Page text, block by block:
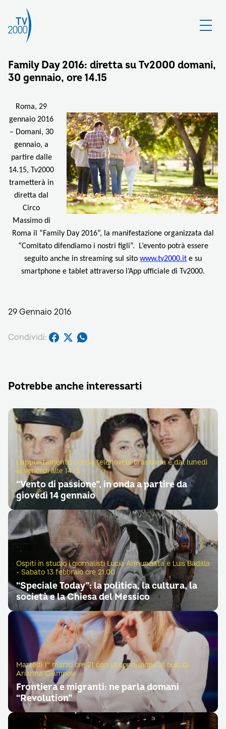
Family Day 2016: diretta su Tv2000 domani,
30 gennaio, ore 14.15
Roma, 29
gennaio 2016
– Domani, 30
gennaio, a
partire dalle
14.15, Tv2000
trametterà in
diretta dal
Circo
Massimo di
Roma il “Family Day 2016”, la manifestazione organizzata dal
“Comitato difendiamo i nostri figli”. L’evento potrà essere
seguito anche in streaming sul sito www.tv2000.it e su
smartphone e tablet attraverso l’App ufficiale di Tv2000.
29 Gennaio 2016
Condividi:
Potrebbe anche interessarti
L'appuntamento con la telenovela brasiliana è dal lunedì
al venerdì alle 14.15
“Vento di passione”, in onda a partire da
giovedì 14 gennaio
Ospiti in studio i giornalisti Lucia Annunziata e Luis Badilla
- Sabato 13 febbraio ore 21.00
“Speciale Today”: la politica, la cultura, la
società e la Chiesa del Messico
Martedì 1° marzo ore 21 con la conduzione al buio di
Arianna Ciampoli
Frontiera e migranti: ne parla domani
“Revolution”